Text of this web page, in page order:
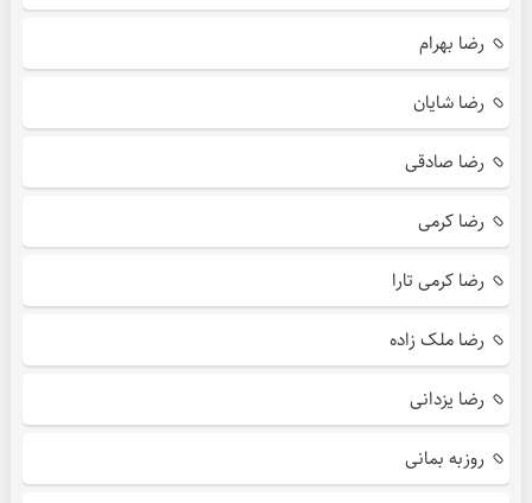
رضا بهرام
رضا شایان
رضا صادقی
رضا کرمی
رضا کرمی تارا
رضا ملک زاده
رضا یزدانی
روزبه بمانی